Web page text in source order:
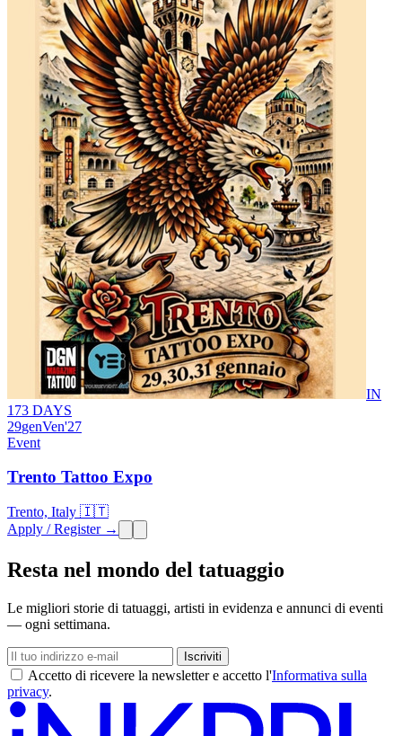
IN
173 DAYS
29genVen'27
Event
Trento Tattoo Expo
Trento, Italy 🇮🇹
Apply / Register →
Resta nel mondo del tatuaggio
Le migliori storie di tatuaggi, artisti in evidenza e annunci di eventi
— ogni settimana.
Iscriviti
Accetto di ricevere la newsletter e accetto l'Informativa sulla
privacy.